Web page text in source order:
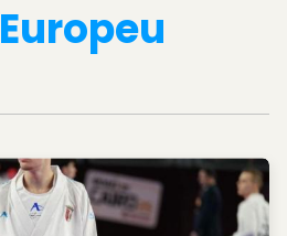
Europeu